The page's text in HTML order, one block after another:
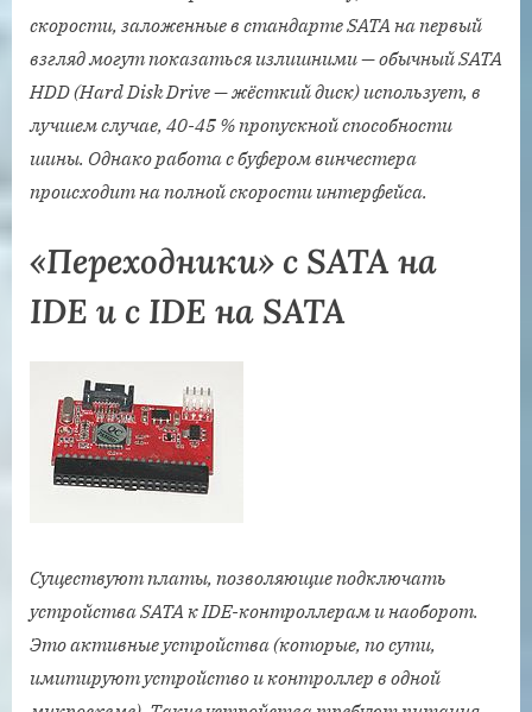
скорости, заложенные в стандарте SATA на первый
взгляд могут показаться излишними — обычный SATA
HDD (Hard Disk Drive — жёсткий диск) использует, в
лучшем случае, 40-45 % пропускной способности
шины. Однако работа с буфером винчестера
происходит на полной скорости интерфейса.
«Переходники» с SATA на
IDE и c IDE на SATA
Существуют платы, позволяющие подключать
устройства SATA к IDE-контроллерам и наоборот.
Это активные устройства (которые, по сути,
имитируют устройство и контроллер в одной